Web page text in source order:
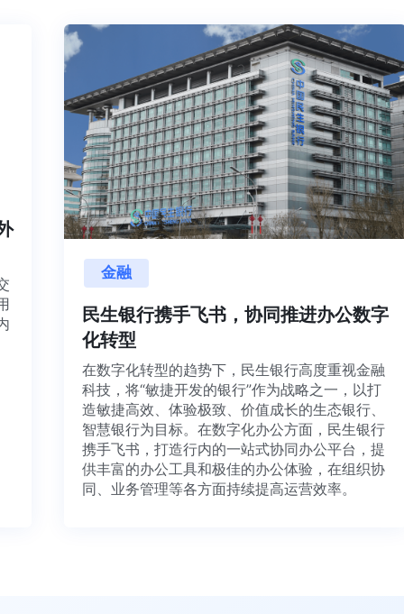
金融
民生银行携手飞书，协同推进办公数字
化转型
在数字化转型的趋势下，民生银行高度重视金融
科技，将“敏捷开发的银行”作为战略之一，以打
造敏捷高效、体验极致、价值成长的生态银行、
智慧银行为目标。在数字化办公方面，民生银行
携手飞书，打造行内的一站式协同办公平台，提
供丰富的办公工具和极佳的办公体验，在组织协
同、业务管理等各方面持续提高运营效率。